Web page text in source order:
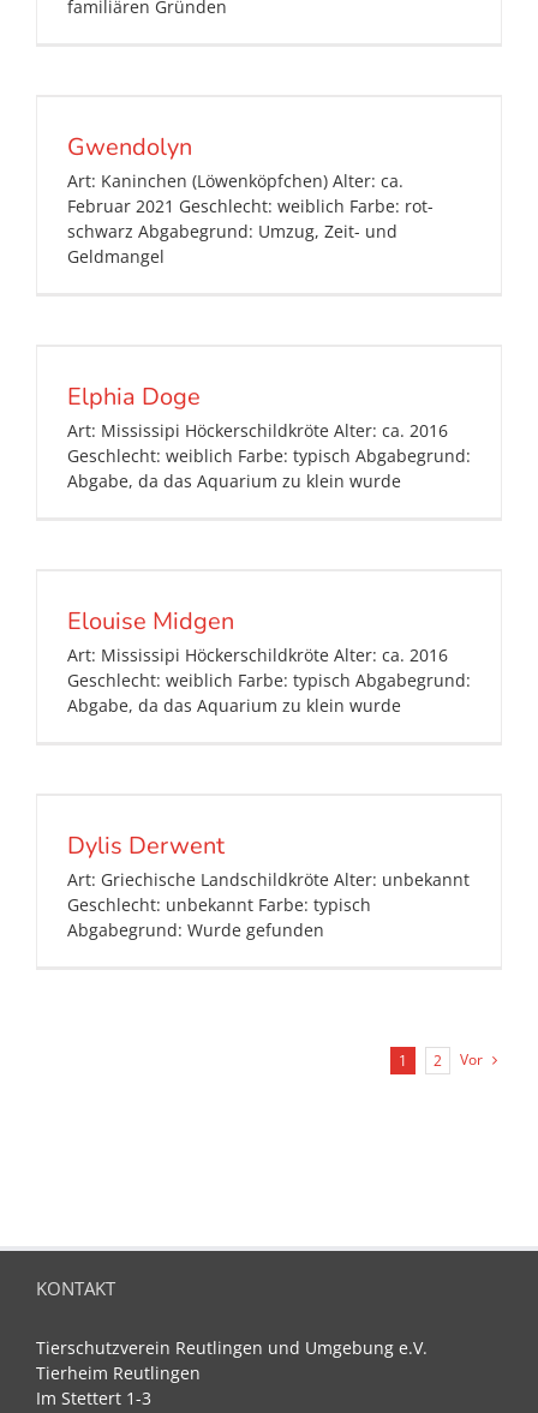
familiären Gründen
Gwendolyn
Art: Kaninchen (Löwenköpfchen) Alter: ca.
Februar 2021 Geschlecht: weiblich Farbe: rot-
schwarz Abgabegrund: Umzug, Zeit- und
Geldmangel
Elphia Doge
Art: Mississipi Höckerschildkröte Alter: ca. 2016
Geschlecht: weiblich Farbe: typisch Abgabegrund:
Abgabe, da das Aquarium zu klein wurde
Elouise Midgen
Art: Mississipi Höckerschildkröte Alter: ca. 2016
Geschlecht: weiblich Farbe: typisch Abgabegrund:
Abgabe, da das Aquarium zu klein wurde
Dylis Derwent
Art: Griechische Landschildkröte Alter: unbekannt
Geschlecht: unbekannt Farbe: typisch
Abgabegrund: Wurde gefunden
1 2 Vor
KONTAKT
Tierschutzverein Reutlingen und Umgebung e.V.
Tierheim Reutlingen
Im Stettert 1-3